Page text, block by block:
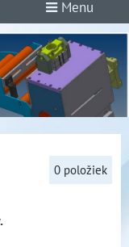
Menu
0 položiek